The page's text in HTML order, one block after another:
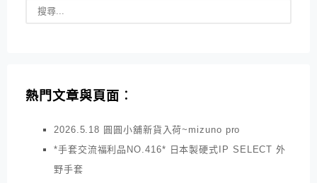
熱門文章與頁面︰
2026.5.18 圓圓小舖新貨入荷~mizuno pro
*手套交流福利品NO.416* 日本製硬式IP SELECT 外
野手套